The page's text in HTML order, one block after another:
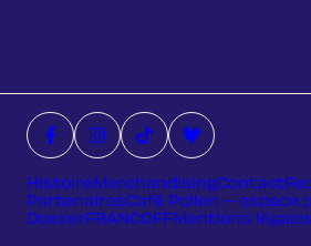
Histoire MerchandisingContact
PartenairesCafé Pollen – espace
DeezerFRANCOFF Mentions
Facebook (nouvelle fenêtre)
Instagram (nouvelle
Tiktok (nouvelle
Deezer